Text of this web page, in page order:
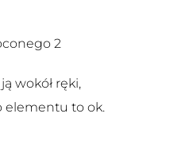
2
wokół ręki,
elementu to ok.